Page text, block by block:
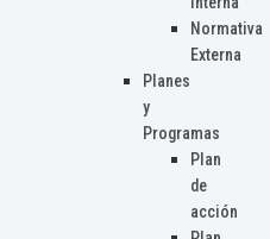
Normativa
Externa
Planes
y
Programas
Plan
de
acción